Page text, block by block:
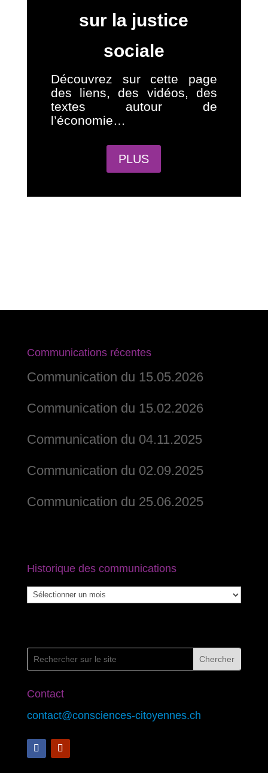
sur la justice
sociale
Découvrez sur cette page
des liens, des vidéos, des
textes autour de
l’économie…
PLUS
Communications récentes
Communication du 15.05.2026
Communication du 15.02.2026
Communication du 04.11.2025
Communication du 02.09.2025
Communication du 25.06.2025
Historique des communications
Historique
Contact
contact@consciences-citoyennes.ch